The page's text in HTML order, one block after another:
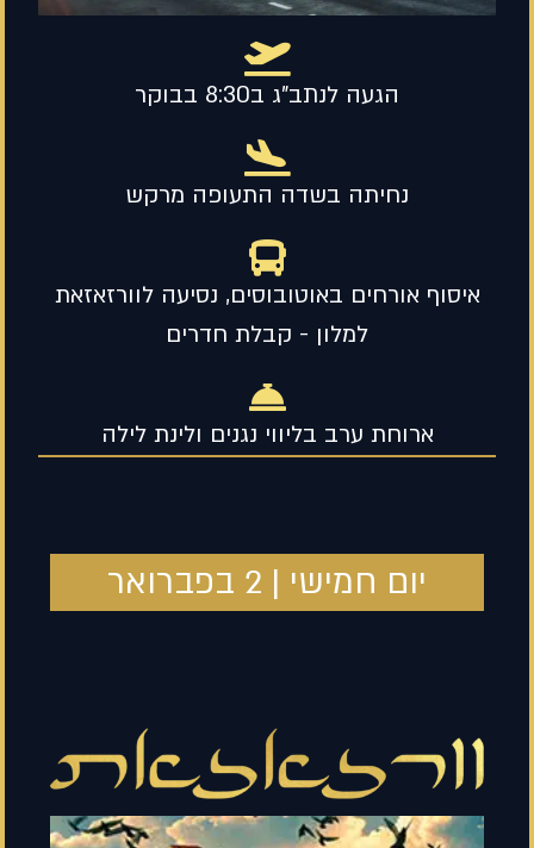
הגעה לנתב"ג ב8:30 בבוקר
נחיתה בשדה התעופה מרקש
איסוף אורחים באוטובוסים, נסיעה לוורזאזאת
למלון - קבלת חדרים
ארוחת ערב בליווי נגנים ולינת לילה
יום חמישי | 2 בפברואר